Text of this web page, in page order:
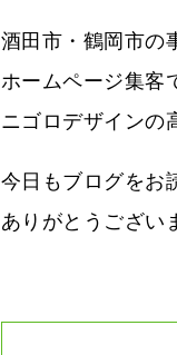
酒田市・鶴岡市の
ホームページ集客
ニゴロデザインの
今日もブログをお
ありがとうござい